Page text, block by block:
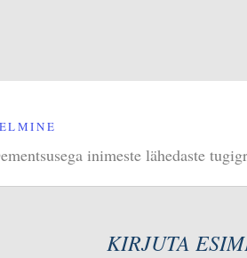
inimeste lähedaste
KIRJUTA